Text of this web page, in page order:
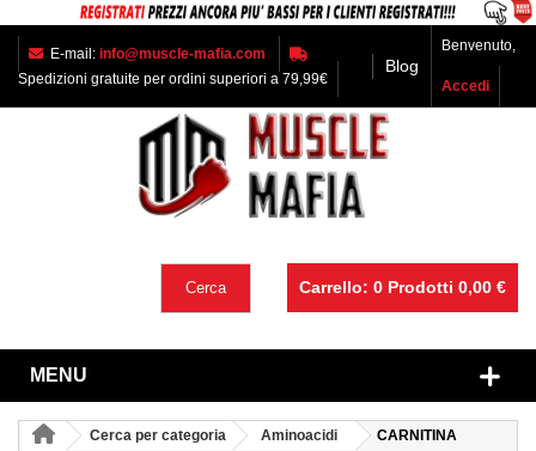
E-mail: info@muscle-mafia.com
Spedizioni gratuite per ordini superiori a 79,99€
Blog
Benvenuto,
Accedi
Carrello: 0 Prodotti 0,00 €
Cerca
MENU
Cerca per categoria Aminoacidi
CARNITINA